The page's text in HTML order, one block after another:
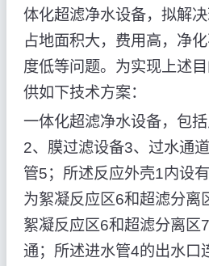
体化超滤净水设备，拟解
占地面积大，费用高，净
度低等问题。为实现上述
供如下技术方案：
一体化超滤净水设备，包
2、膜过滤设备3、过水通
管5；所述反应外壳1内设
为絮凝反应区6和超滤分离
絮凝反应区6和超滤分离区
通；所述进水管4的出水口